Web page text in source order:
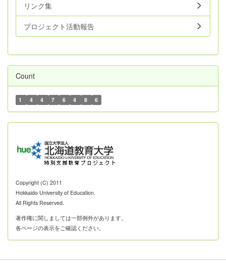
リンク集
プロジェクト活動報告
Count
1 4 4 7 6 4 8 6
Copyright (C) 2011
Hokkaido University of Education.
All Rights Reserved.
著作権に関しましては一部例外があります。
各ページの表示をご確認ください。